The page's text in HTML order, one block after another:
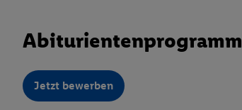
Jetzt bewerben